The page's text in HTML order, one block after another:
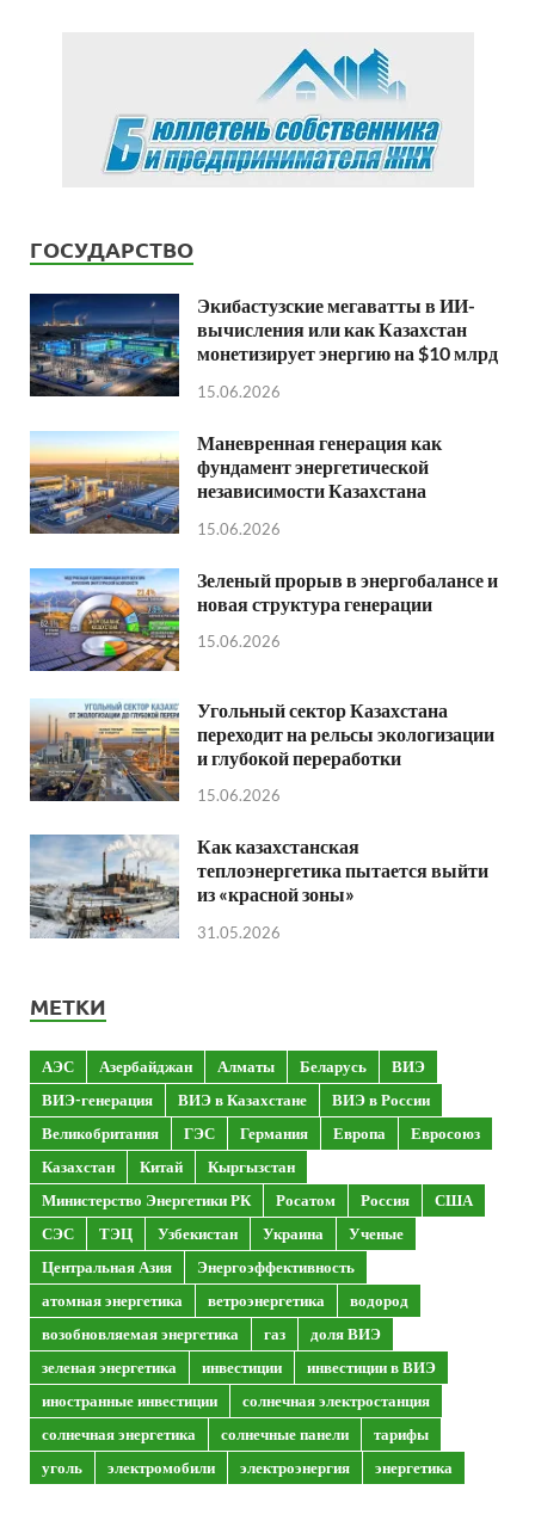
ГОСУДАРСТВО
Экибастузские мегаватты в ИИ-
вычисления или как Казахстан
монетизирует энергию на $10 млрд
15.06.2026
Маневренная генерация как
фундамент энергетической
независимости Казахстана
15.06.2026
Зеленый прорыв в энергобалансе и
новая структура генерации
15.06.2026
Угольный сектор Казахстана
переходит на рельсы экологизации
и глубокой переработки
15.06.2026
Как казахстанская
теплоэнергетика пытается выйти
из «красной зоны»
31.05.2026
МЕТКИ
АЭС Азербайджан Алматы Беларусь
ВИЭ
ВИЭ-генерация
ВИЭ в Казахстане
ВИЭ в России
Великобритания
ГЭС Германия Европа
Евросоюз
Казахстан
Китай
Кыргызстан
Министерство Энергетики РК
Росатом Россия
США
СЭС
ТЭЦ Узбекистан Украина
Ученые
Центральная Азия
Энергоэффективность
атомная энергетика
ветроэнергетика
водород
возобновляемая энергетика
газ
доля ВИЭ
зеленая энергетика
инвестиции
инвестиции в ВИЭ
иностранные инвестиции
солнечная электростанция
солнечная энергетика
солнечные панели
тарифы
уголь
электромобили электроэнергия энергетика